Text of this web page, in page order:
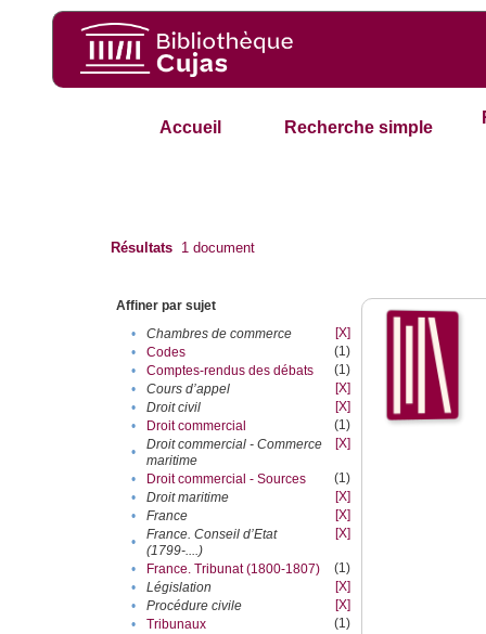
Accueil Recherche simple
Résultats 1 document
Affiner par sujet
•
Chambres de commerce
[X]
•
Codes
(1)
•
Comptes-rendus des débats
(1)
•
Cours d’appel
[X]
•
Droit civil
[X]
•
Droit commercial
(1)
•
Droit commercial - Commerce
maritime
[X]
• Droit commercial - Sources
(1)
•
Droit maritime
[X]
•
France
[X]
•
France. Conseil d’Etat
(1799-....)
[X]
• France. Tribunat (1800-1807)
(1)
•
Législation
[X]
•
Procédure civile
[X]
•
Tribunaux
(1)